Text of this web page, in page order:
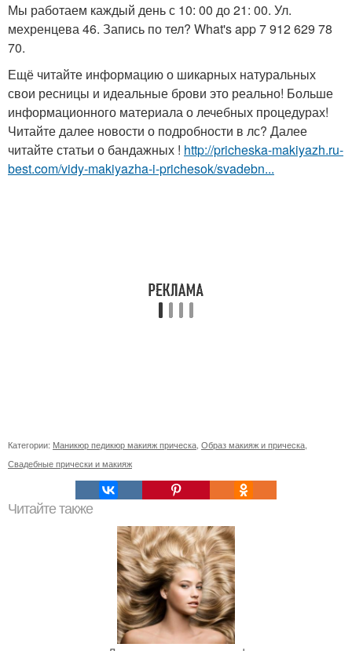
Мы работаем каждый день с 10: 00 до 21: 00. Ул.
мехренцева 46. Запись по тел? What's app 7 912 629 78
70.
Ещё читайте информацию о шикарных натуральных
свои ресницы и идеальные брови это реально! Больше
информационного материала о лечебных процедурах!
Читайте далее новости о подробности в лс? Далее
читайте статьи о бандажных ! http://pricheska-makiyazh.ru-
best.com/vidy-makiyazha-i-prichesok/svadebn...
Категории: Маникюр педикюр макияж прическа Образ макияж и прическа
Свадебные прически и макияж
Читайте также